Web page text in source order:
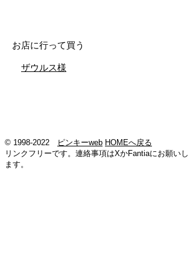
お店に行って買う
ザウルス様
© 1998-2022 ピンキーweb HOMEへ戻る
リンクフリーです。連絡事項はXかFantiaにお願いし
ます。